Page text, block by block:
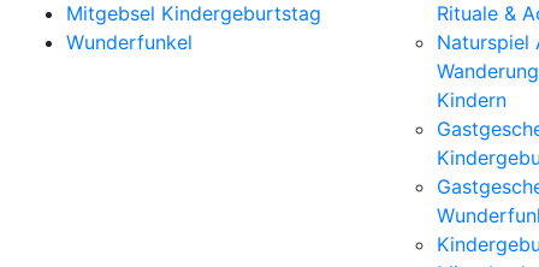
Mitgebsel Kindergeburtstag
Wunderfunkel
Rituale &
Naturspiel
Kindern